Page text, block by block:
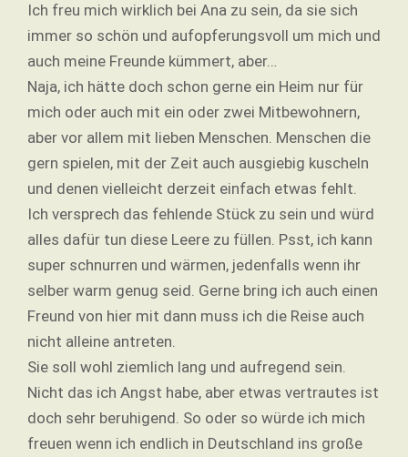
Ich freu mich wirklich bei Ana zu sein, da sie sich
immer so schön und aufopferungsvoll um mich und
auch meine Freunde kümmert, aber…
Naja, ich hätte doch schon gerne ein Heim nur für
mich oder auch mit ein oder zwei Mitbewohnern,
aber vor allem mit lieben Menschen. Menschen die
gern spielen, mit der Zeit auch ausgiebig kuscheln
und denen vielleicht derzeit einfach etwas fehlt.
Ich versprech das fehlende Stück zu sein und würd
alles dafür tun diese Leere zu füllen. Psst, ich kann
super schnurren und wärmen, jedenfalls wenn ihr
selber warm genug seid. Gerne bring ich auch einen
Freund von hier mit dann muss ich die Reise auch
nicht alleine antreten.
Sie soll wohl ziemlich lang und aufregend sein.
Nicht das ich Angst habe, aber etwas vertrautes ist
doch sehr beruhigend. So oder so würde ich mich
freuen wenn ich endlich in Deutschland ins große